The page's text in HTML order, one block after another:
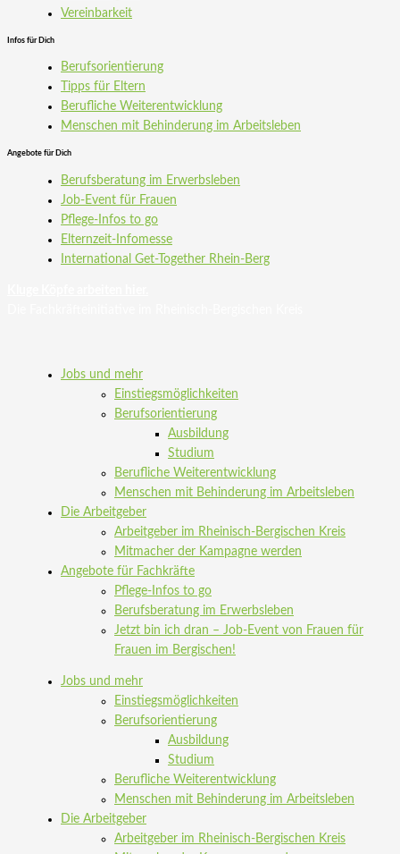
Vereinbarkeit
Infos für Dich
Berufsorientierung
Tipps für Eltern
Berufliche Weiterentwicklung
Menschen mit Behinderung im Arbeitsleben
Angebote für Dich
Berufsberatung im Erwerbsleben
Job-Event für Frauen
Pflege-Infos to go
Elternzeit-Infomesse
International Get-Together Rhein-Berg
Jobs und mehr
Einstiegsmöglichkeiten
Berufsorientierung
Ausbildung
Studium
Berufliche Weiterentwicklung
Menschen mit Behinderung im Arbeitsleben
Die Arbeitgeber
Arbeitgeber im Rheinisch-Bergischen Kreis
Mitmacher der Kampagne werden
Angebote für Fachkräfte
Pflege-Infos to go
Berufsberatung im Erwerbsleben
Jetzt bin ich dran – Job-Event von Frauen für
Frauen im Bergischen!
Jobs und mehr
Einstiegsmöglichkeiten
Berufsorientierung
Ausbildung
Studium
Berufliche Weiterentwicklung
Menschen mit Behinderung im Arbeitsleben
Die Arbeitgeber
Arbeitgeber im Rheinisch-Bergischen Kreis